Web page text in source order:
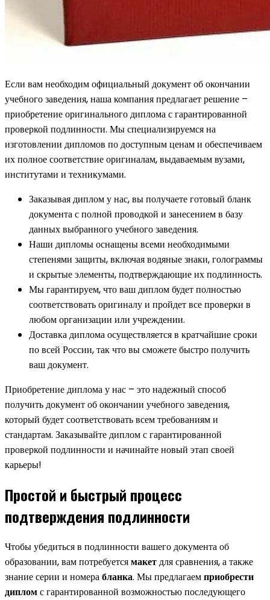
Если вам необходим официальный документ об окончании
учебного заведения, наша компания предлагает решение –
приобретение оригинального диплома с гарантированной
проверкой подлинности. Мы специализируемся на
изготовлении дипломов по доступным ценам и обеспечиваем
их полное соответствие оригиналам, выдаваемым вузами,
институтами и техникумами.
Заказывая диплом у нас, вы получаете готовый бланк
документа с полной проводкой и занесением в базу
данных выбранного учебного заведения.
Наши дипломы оснащены всеми необходимыми
степенями защиты, включая водяные знаки, голограммы
и скрытые элементы, подтверждающие их подлинность.
Мы гарантируем, что ваш диплом будет полностью
соответствовать оригиналу и пройдет все проверки в
любом организации или учреждении.
Доставка диплома осуществляется в кратчайшие сроки
по всей России, так что вы сможете быстро получить
ваш документ.
Приобретение диплома у нас – это надежный способ
получить документ об окончании учебного заведения,
который будет соответствовать всем требованиям и
стандартам. Заказывайте диплом с гарантированной
проверкой подлинности и начинайте новый этап своей
карьеры!
Простой и быстрый процесс
подтверждения подлинности
Чтобы убедиться в подлинности вашего документа об
образовании, вам потребуетсямакетдля сравнения, а также
знание серии и номерабланка. Мы предлагаемприобрести
дипломс гарантированной возможностью последующего